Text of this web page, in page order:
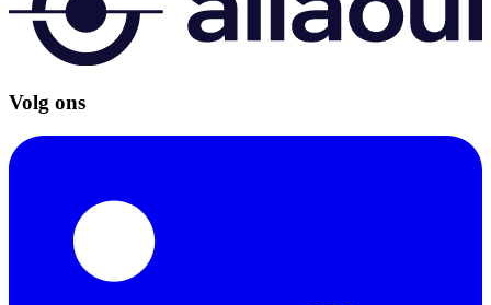
Volg ons